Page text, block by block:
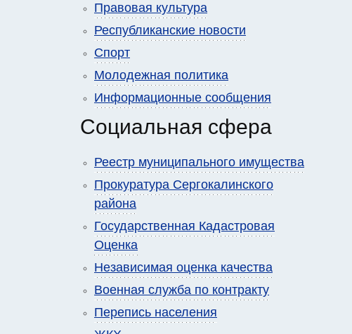
Правовая культура
Республиканские новости
Спорт
Молодежная политика
Информационные сообщения
Социальная сфера
Реестр муниципального имущества
Прокуратура Сергокалинского
района
Государственная Кадастровая
Оценка
Независимая оценка качества
Военная служба по контракту
Перепись населения